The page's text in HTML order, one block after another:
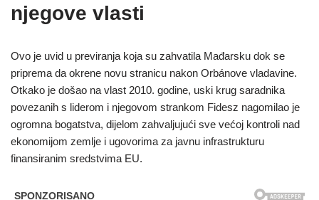
njegove vlasti
Ovo je uvid u previranja koja su zahvatila Mađarsku dok se
priprema da okrene novu stranicu nakon Orbánove vladavine.
Otkako je došao na vlast 2010. godine, uski krug saradnika
povezanih s liderom i njegovom strankom Fidesz nagomilao je
ogromna bogatstva, dijelom zahvaljujući sve većoj kontroli nad
ekonomijom zemlje i ugovorima za javnu infrastrukturu
finansiranim sredstvima EU.